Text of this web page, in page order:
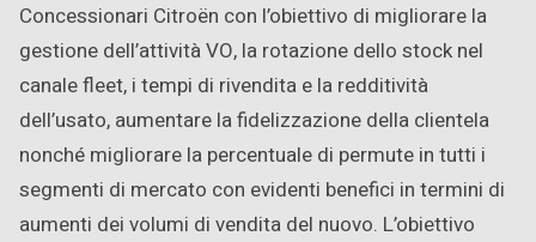
Concessionari Citroën con l’obiettivo di migliorare la
gestione dell’attività VO, la rotazione dello stock nel
canale fleet, i tempi di rivendita e la redditività
dell’usato, aumentare la fidelizzazione della clientela
nonché migliorare la percentuale di permute in tutti i
segmenti di mercato con evidenti benefici in termini di
aumenti dei volumi di vendita del nuovo. L’obiettivo